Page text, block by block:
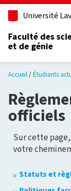
Université
Faculté des
et de génie
Accueil Étudiants
officiels
Sur cette
votre
Statuts et